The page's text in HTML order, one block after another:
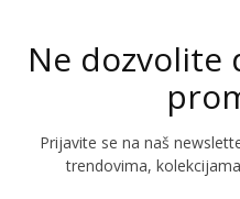
Ne dozvolite
Prijavite se na naš
trendovima,